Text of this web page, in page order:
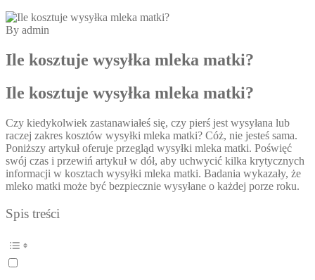
By admin
Ile kosztuje wysyłka mleka matki?
Ile kosztuje wysyłka mleka matki?
Czy kiedykolwiek zastanawiałeś się, czy pierś jest wysyłana lub
raczej zakres kosztów wysyłki mleka matki? Cóż, nie jesteś sama.
Poniższy artykuł oferuje przegląd wysyłki mleka matki. Poświęć
swój czas i przewiń artykuł w dół, aby uchwycić kilka krytycznych
informacji w kosztach wysyłki mleka matki. Badania wykazały, że
mleko matki może być bezpiecznie wysyłane o każdej porze roku.
Spis treści